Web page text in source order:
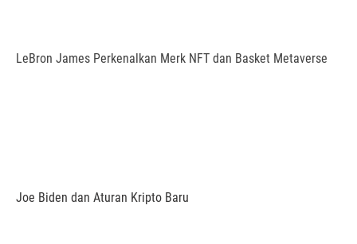
LeBron James Perkenalkan Merk NFT dan Basket Metaverse
Joe Biden dan Aturan Kripto Baru